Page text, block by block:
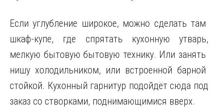
Если углубление широкое, можно сделать там
шкаф-купе, где спрятать кухонную утварь,
мелкую бытовую бытовую технику. Или занять
нишу холодильником, или встроенной барной
стойкой. Кухонный гарнитур подойдёт сюда под
заказ со створками, поднимающимися вверх.